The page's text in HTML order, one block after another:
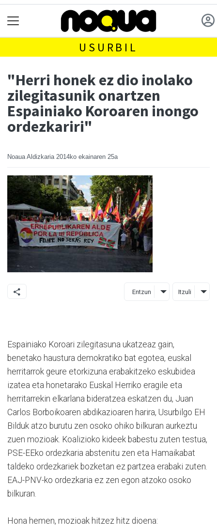
USURBIL
"Herri honek ez dio inolako
zilegitasunik onartzen
Espainiako Koroaren inongo
ordezkariri"
Noaua Aldizkaria 2014ko ekainaren 25a
Entzun Itzuli
Espainiako Koroari zilegitasuna ukatzeaz gain,
benetako haustura demokratiko bat egotea, euskal
herritarrok geure etorkizuna erabakitzeko eskubidea
izatea eta honetarako Euskal Herriko eragile eta
herritarrekin elkarlana bideratzea eskatzen du, Juan
Carlos Borboikoaren abdikazioaren harira, Usurbilgo EH
Bilduk atzo burutu zen osoko ohiko bilkuran aurkeztu
zuen mozioak. Koalizioko kideek babestu zuten testua,
PSE-EEko ordezkaria abstenitu zen eta Hamaikabat
taldeko ordezkariek bozketan ez partzea erabaki zuten.
EAJ-PNV-ko ordezkaria ez zen egon atzoko osoko
bilkuran.
Hona hemen, mozioak hitzez hitz dioena: